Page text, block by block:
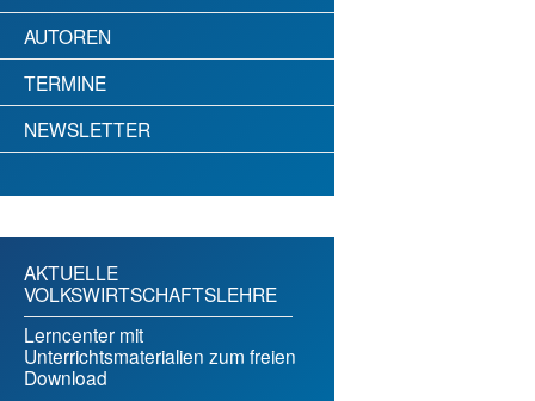
AUTOREN
TERMINE
NEWSLETTER
AKTUELLE
VOLKSWIRTSCHAFTSLEHRE
Lerncenter mit
Unterrichtsmaterialien zum freien
Download